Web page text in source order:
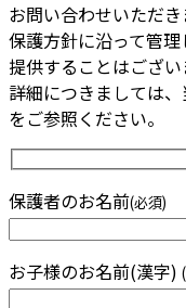
お問い合わせいただ
保護方針に沿って管
提供することはござい
詳細につきましては
をご参照ください。
保護者のお名前(必須)
お子様のお名前(漢字)